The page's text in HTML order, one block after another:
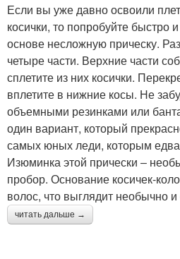
Если вы уже давно освоили
косички, то попробуйте быстро
основе несложную прическу.
четыре части. Верхние части
сплетите из них косички.
вплетите в нижние косы. Не
объемными резинками или
один вариант, который
самых юных леди, которым едва
Изюминка этой прически ‒
пробор. Основание косичек-
волос, что выглядит необычно
читать дальше →